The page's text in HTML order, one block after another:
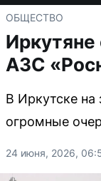
ОБЩЕСТВО
Иркутяне
АЗС
В Иркутске на
огромные
24 июня, 2026,